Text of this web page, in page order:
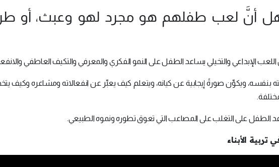
أنَّ لعب طفلهم هو مجرد لهو وعبث، أو
الإبداعي والتخيلي يساعد الطفل على النمو الفكري والمعرفي والتكيف العاطفي
ويكوِّن صورةً إيجابية عن كيانه، ويتعلم كيف يعبِّر عن انفعالاته ومشاعره وكيف يتخذ
الطفل على التغلب على المصاعب التي تعوق تطوره ونموه الطبيعي.